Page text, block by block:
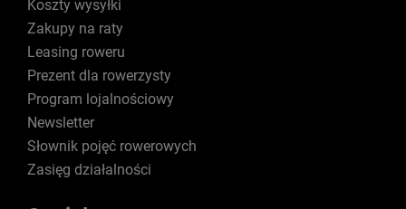
Koszty wysyłki
Zakupy na raty
Leasing roweru
Prezent dla rowerzysty
Program lojalnościowy
Newsletter
Słownik pojęć rowerowych
Zasięg działalności